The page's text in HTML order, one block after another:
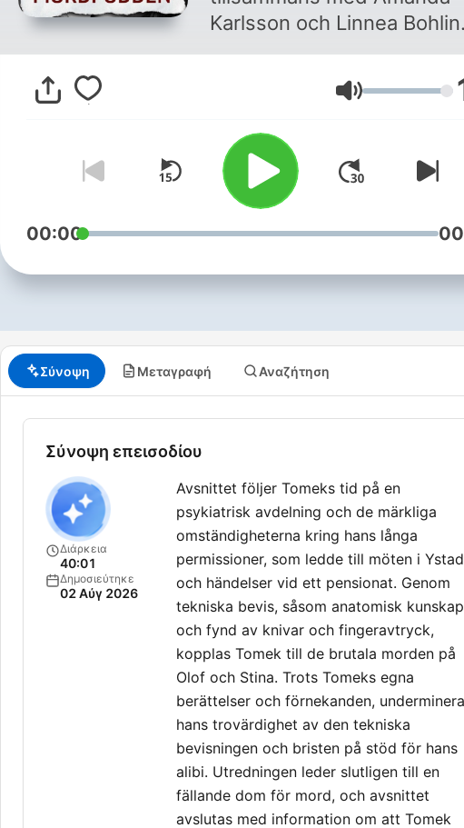
Karlsson och Linnea Bohlin
grotta ner dig i läskiga,
och riktigt spännande
Du får höra allt om fallet
också ta del av en
mellan
på Mordpodden, helt utan
reklam, på Podme. Signa
dig på podme.com - de
sedan ner Podme-appen i
Ένταση
00:00
Σύνοψη Μεταγραφή Αναζήτηση
Σύνοψη επεισοδίου
Διάρκεια
40:01
Δημοσιεύτηκε
02 Αύγ 2026
Avsnittet följer Tomeks tid på en
psykiatrisk avdelning och de märkliga
omständigheterna kring hans långa
permissioner, som ledde till möten i Ystad
och händelser vid ett pensionat. Genom
tekniska bevis, såsom anatomisk kunskap
och fynd av knivar och fingeravtryck,
kopplas Tomek till de brutala morden på
Olof och Stina. Trots Tomeks egna
berättelser och förnekanden,
hans trovärdighet av den tekniska
bevisningen och bristen på stöd för hans
alibi. Utredningen leder slutligen till en
fällande dom för mord, och avsnittet
avslutas med information om att Tomek